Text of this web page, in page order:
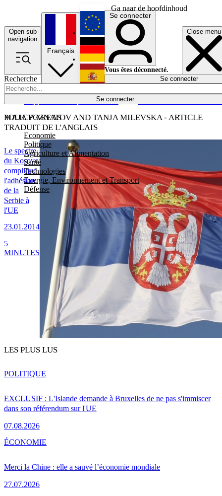
Ga naar de hoofdinhoud
Open sub
navigation
Close menu
Recherche
Se connecter
POLICY AREAS
Economie
Politique
Agriculture et Alimentation
Santé
Technologies
Energie, Environnement et Transport
Défense
Économie
Français
English
Deutsch
Español
Se connecter
Vous êtes déconnecté.
Se connecter
MAJA POZNATOV AND TANJA MILEVSKA - ARTICLE
TRADUIT DE L'ANGLAIS
Le spectre
du Kosovo
complique
l'adhésion
de la
Serbie à
l'UE
23.01.2014
5
MINUTES
LES PLUS LUS
EXCLUSIF : L'Islande demande à Bruxelles de ne pas s'immiscer
dans son référendum sur l'UE
07.08.2026
POLITIQUE
Merci la Chine : elle a sauvé l’économie mondiale
27.07.2026
ÉCONOMIE